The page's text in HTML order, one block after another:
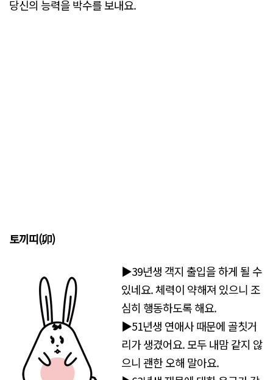
당신의 능력을 박수를 보내요.
토끼띠(卯)
▶39년생 객지 출입을 하게 될 수
있네요. 체력이 약해져 있으니 조
심히 행동하도록 해요.
▶51년생 연애사 때문에 골칫거
리가 생겼어요. 모두 내맘 같지 않
으니 괜한 오해 말아요.